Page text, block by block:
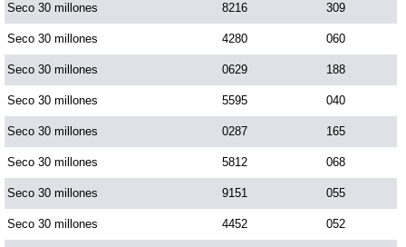
Seco 30 millones 8216 309
Seco 30 millones 4280 060
Seco 30 millones 0629 188
Seco 30 millones 5595 040
Seco 30 millones 0287 165
Seco 30 millones 5812 068
Seco 30 millones 9151 055
Seco 30 millones 4452 052